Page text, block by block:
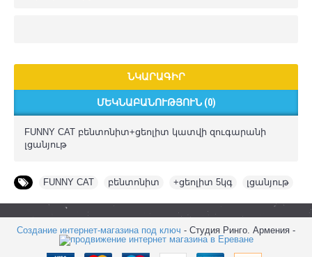
ՆԿԱՐԱԳԻՐ
ՄԵԿՆԱԲԱՆՈՒԹՅՈՒՆ (0)
FUNNY CAT բենտոնիտ+ցեոլիտ կատվի զուգարանի
լցանյութ
FUNNY CAT բենտոնիտ +ցեոլիտ 5կգ լցանյութ
Создание интернет-магазина под ключ - Студия Ринго. Армения -